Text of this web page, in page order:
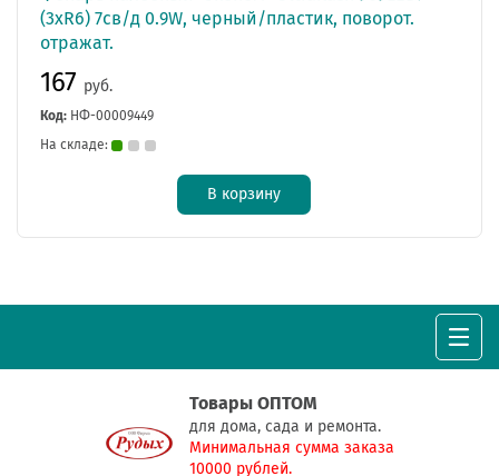
(3xR6) 7св/д 0.9W, черный/пластик, поворот.
отражат.
167 руб.
Код: НФ-00009449
На складе:
В корзину
Товары ОПТОМ
для дома, сада и ремонта.
Минимальная сумма заказа
10000 рублей.